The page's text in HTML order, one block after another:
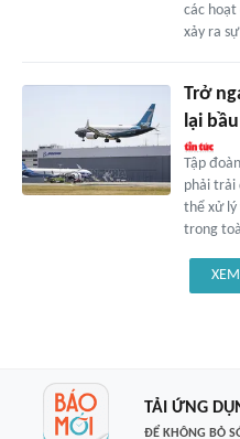
các hoạt
xảy ra
Trở
lại
Tập
phải trải
thể xử lý
trong
TẢI ỨNG
ĐỂ KHÔNG BỎ